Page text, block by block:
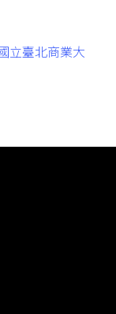
立臺北商業大